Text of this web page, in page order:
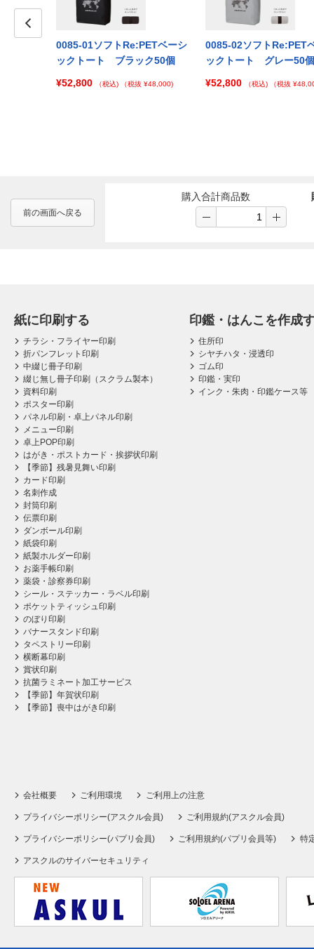
0085-01ソフトRe:PETベーシ
ックトート ブラック50個
¥52,800
（税込) （税抜 ¥48,000)
0085-02ソフトRe:PET
ックトート グレー50個
¥52,800
（税込) （税抜
前の画面へ戻る
購入合計商品数
紙に印刷する
チラシ・フライヤー印刷
折パンフレット印刷
中綴じ冊子印刷
綴じ無し冊子印刷（スクラム製本）
資料印刷
ポスター印刷
パネル印刷・卓上パネル印刷
メニュー印刷
卓上POP印刷
はがき・ポストカード・挨拶状印刷
【季節】残暑見舞い印刷
カード印刷
名刺作成
封筒印刷
伝票印刷
ダンボール印刷
紙袋印刷
紙製ホルダー印刷
お薬手帳印刷
薬袋・診察券印刷
シール・ステッカー・ラベル印刷
ポケットティッシュ印刷
のぼり印刷
バナースタンド印刷
タペストリー印刷
横断幕印刷
賞状印刷
抗菌ラミネート加工サービス
【季節】年賀状印刷
【季節】喪中はがき印刷
印鑑・はんこを作成
住所印
シヤチハタ・浸透印
ゴム印
印鑑・実印
インク・朱肉・印鑑ケース等
会社概要 ご利用環境 ご利用上の注意
プライバシーポリシー(アスクル会員) ご利用規約(アスクル会員)
プライバシーポリシー(パプリ会員) ご利用規約(パプリ会員等) 特
アスクルのサイバーセキュリティ